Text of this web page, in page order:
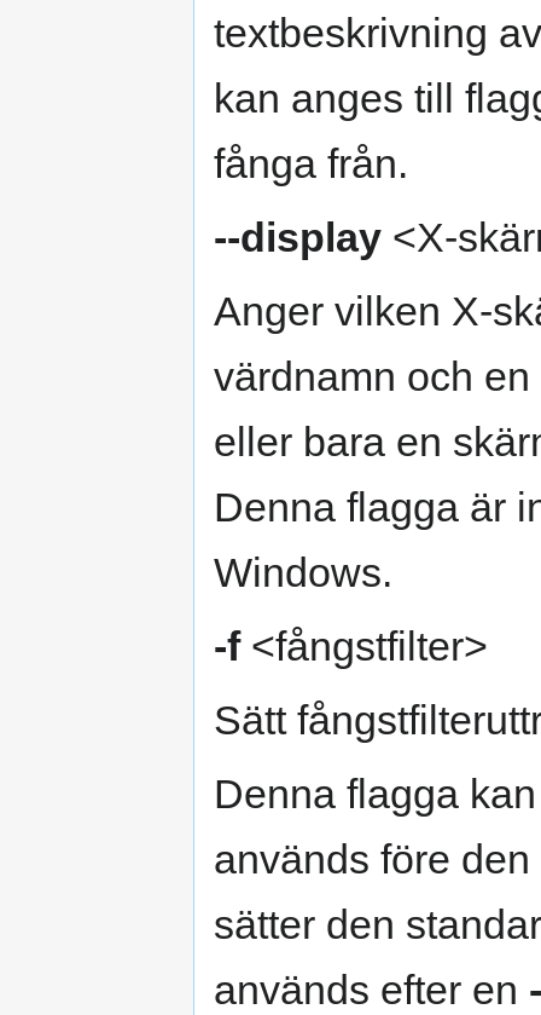
textbeskrivning
kan anges till
fånga från.
--display <X-
Anger vilken X-
värdnamn och
eller bara en
Denna flagga är
Windows.
-f<fångstfilter>
Sätt
Denna flagga
används före
sätter den
används efter en